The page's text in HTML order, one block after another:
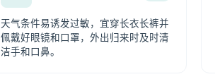
天气条件易诱发过敏，宜穿长衣长裤并
佩戴好眼镜和口罩，外出归来时及时清
洁手和口鼻。